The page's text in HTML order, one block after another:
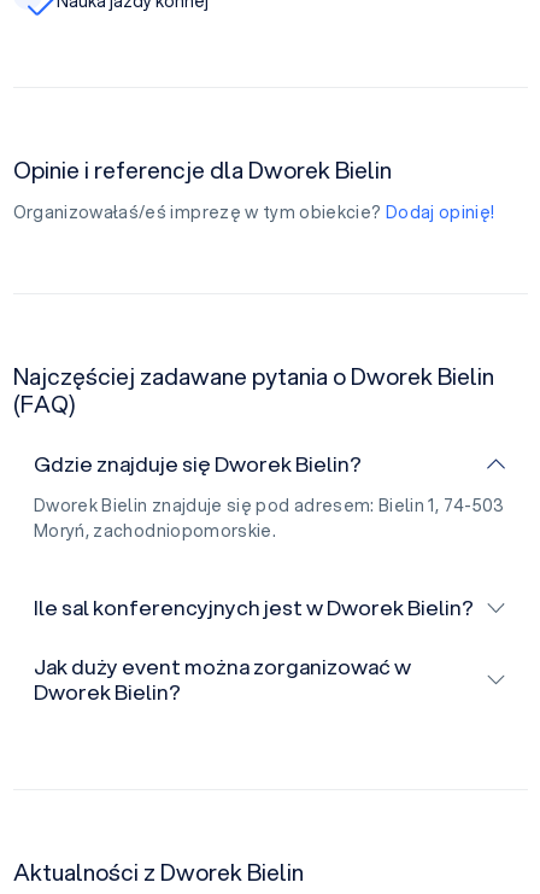
Opinie i referencje dla Dworek Bielin
Organizowałaś/eś imprezę w tym obiekcie? Dodaj opinię!
Najczęściej zadawane pytania o Dworek Bielin
(FAQ)
Gdzie znajduje się Dworek Bielin?
Dworek Bielin znajduje się pod adresem: Bielin 1, 74-503
Moryń, zachodniopomorskie.
Ile sal konferencyjnych jest w Dworek Bielin?
Jak duży event można zorganizować w
Dworek Bielin?
Aktualności z Dworek Bielin